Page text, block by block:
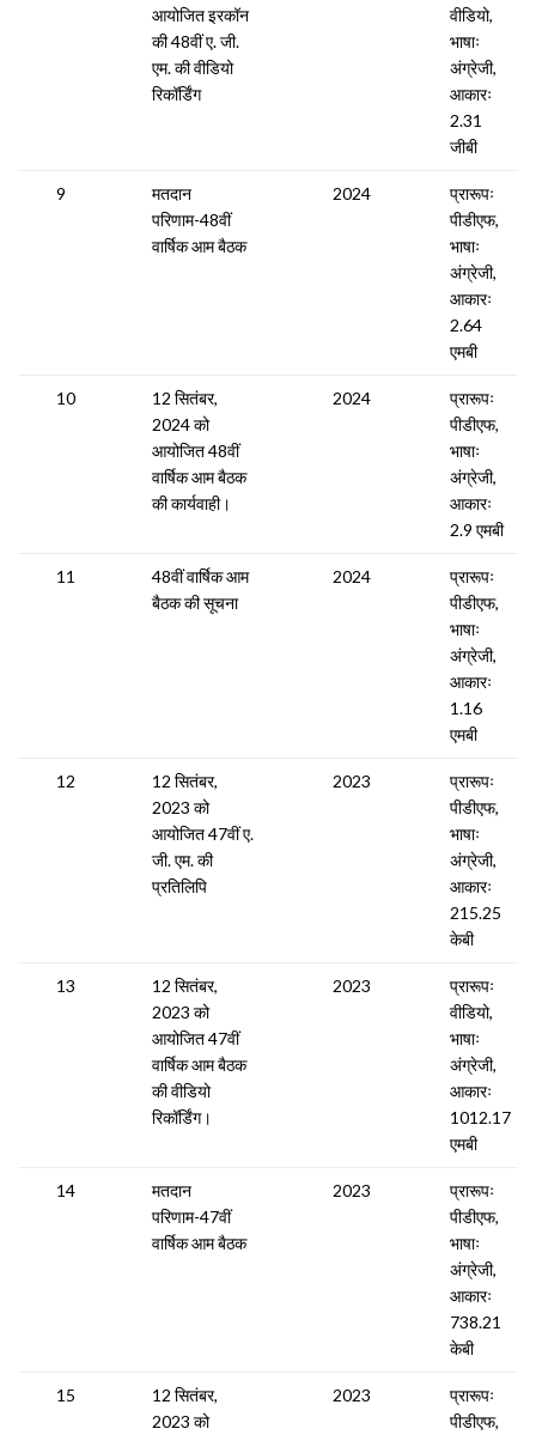
आयोजित इरकॉन
की 48वीं ए. जी.
एम. की वीडियो
रिकॉर्डिंग
वीडियो,
भाषाः
अंग्रेजी,
आकारः
2.31
जीबी
9
मतदान
परिणाम-48वीं
वार्षिक आम बैठक
2024
प्रारूपः
पीडीएफ,
भाषाः
अंग्रेजी,
आकारः
2.64
एमबी
10
12 सितंबर,
2024 को
आयोजित 48वीं
वार्षिक आम बैठक
की कार्यवाही।
2024
प्रारूपः
पीडीएफ,
भाषाः
अंग्रेजी,
आकारः
2.9 एमबी
11
48वीं वार्षिक आम
बैठक की सूचना
2024
प्रारूपः
पीडीएफ,
भाषाः
अंग्रेजी,
आकारः
1.16
एमबी
12
12 सितंबर,
2023 को
आयोजित 47वीं ए.
जी. एम. की
प्रतिलिपि
2023
प्रारूपः
पीडीएफ,
भाषाः
अंग्रेजी,
आकारः
215.25
केबी
13
12 सितंबर,
2023 को
आयोजित 47वीं
वार्षिक आम बैठक
की वीडियो
रिकॉर्डिंग।
2023
प्रारूपः
वीडियो,
भाषाः
अंग्रेजी,
आकारः
1012.17
एमबी
14
मतदान
परिणाम-47वीं
वार्षिक आम बैठक
2023
प्रारूपः
पीडीएफ,
भाषाः
अंग्रेजी,
आकारः
738.21
केबी
15
12 सितंबर,
2023 को
2023
प्रारूपः
पीडीएफ,